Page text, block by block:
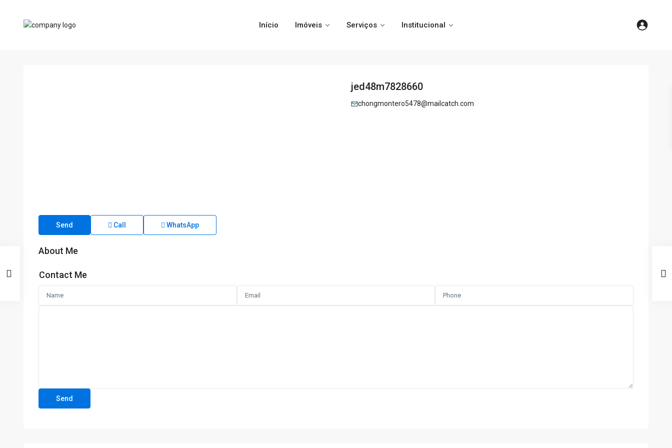
Início Imóveis Serviços Institucional
jed48m7828660
chongmontero5478@mailcatch.com
Send Call WhatsApp
About Me
Contact Me